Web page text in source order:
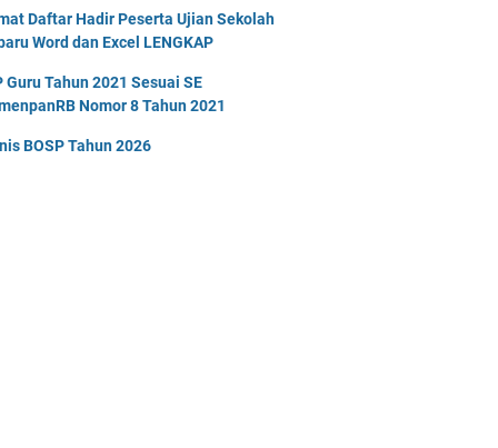
Daftar Hadir Peserta Ujian Sekolah
Word dan Excel LENGKAP
Guru Tahun 2021 Sesuai SE
Nomor 8 Tahun 2021
BOSP Tahun 2026